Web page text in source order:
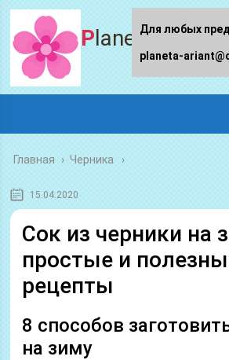
Planeta-ariant
Главная › Черника
15.04.2020
Сок из черники на
простые и
рецепты
8 способов
на зиму
Для любых
planeta-